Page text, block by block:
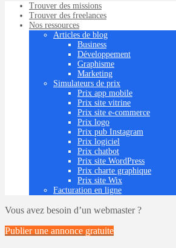
Trouver des missions
Trouver des freelances
Nos ressources
Articles de blog
Business
Développement
Graphisme
Marketing
Simulateurs de prix
Prix app mobile
Prix site vitrine
Prix site e-commerce
Prix logo
Prix pub Instagram
Prix logiciel
Prix chatbot
Prix site WordPress
Prix charte graphique
Prix site Wix
Facturation en ligne
Vous avez besoin d’un webmaster ?
Publier une annonce gratuite